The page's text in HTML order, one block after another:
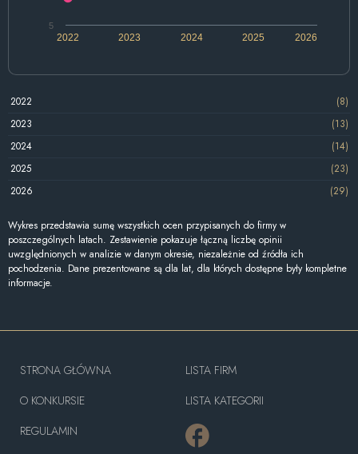
2022 2024 2026
2023 2025
5
2022
(8)
2023
(13)
2024
(14)
2025
(23)
2026
(29)
Wykres przedstawia sumę wszystkich ocen przypisanych do firmy w
poszczególnych latach. Zestawienie pokazuje łączną liczbę opinii
uwzględnionych w analizie w danym okresie, niezależnie od źródła ich
pochodzenia. Dane prezentowane są dla lat, dla których dostępne były kompletne
informacje.
STRONA GŁÓWNA
O KONKURSIE
REGULAMIN
LISTA FIRM
LISTA KATEGORII